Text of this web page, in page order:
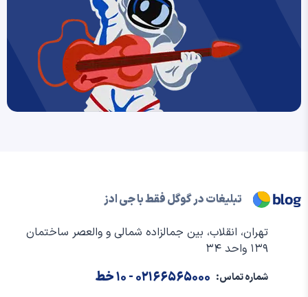
تبلیغات در گوگل فقط با جی ادز
تهران، انقلاب، بین جمالزاده شمالی و والعصر ساختمان
۱۳۹ واحد ۳۴
شماره تماس: ۰۲۱۶۶۵۶۵۰۰۰- ۱۰ خط